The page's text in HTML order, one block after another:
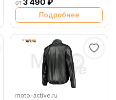
от 3 490 ₽
Подробнее
moto-active.ru